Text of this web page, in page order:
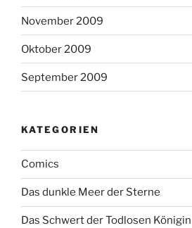
November 2009
Oktober 2009
September 2009
KATEGORIEN
Comics
Das dunkle Meer der Sterne
Das Schwert der Todlosen Königin